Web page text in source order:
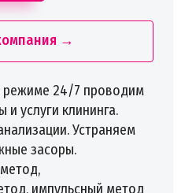
→
режиме 24/7 проводим
и услуги клининга.
Устраняем
засоры.
импульсный метод